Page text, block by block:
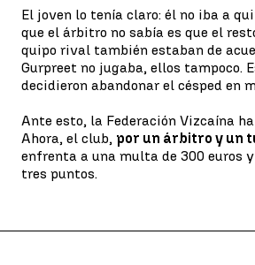
El joven lo tenía claro: él no iba a
que el árbitro no sabía es que el
quipo rival también estaban de
Gurpreet no jugaba, ellos tampoco.
decidieron abandonar el césped en
Ante esto, la Federación Vizcaína
Ahora, el club, por un árbitro y un
enfrenta a una multa de 300 euros
tres puntos.